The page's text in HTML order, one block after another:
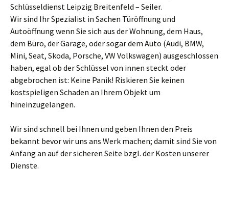
Schlüsseldienst Leipzig Breitenfeld – Seiler.
Wir sind Ihr Spezialist in Sachen Türöffnung und
Autoöffnung wenn Sie sich aus der Wohnung, dem Haus,
dem Büro, der Garage, oder sogar dem Auto (Audi, BMW,
Mini, Seat, Skoda, Porsche, VW Volkswagen) ausgeschlossen
haben, egal ob der Schlüssel von innen steckt oder
abgebrochen ist: Keine Panik! Riskieren Sie keinen
kostspieligen Schaden an Ihrem Objekt um
hineinzugelangen.
Wir sind schnell bei Ihnen und geben Ihnen den Preis
bekannt bevor wir uns ans Werk machen; damit sind Sie von
Anfang an auf der sicheren Seite bzgl. der Kosten unserer
Dienste.